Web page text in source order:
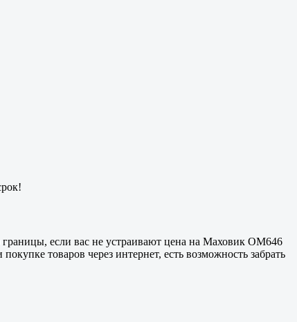
границы, если вас не устраивают цена на Маховик OM646
товаров через интернет, есть возможность забрать